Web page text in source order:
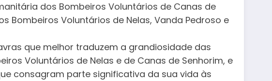
dos Bombeiros Voluntários de Canas de
Bombeiros Voluntários de Nelas, Vanda Pedroso e
que melhor traduzem a grandiosidade das
Voluntários de Nelas e de Canas de Senhorim, e
consagram parte significativa da sua vida às